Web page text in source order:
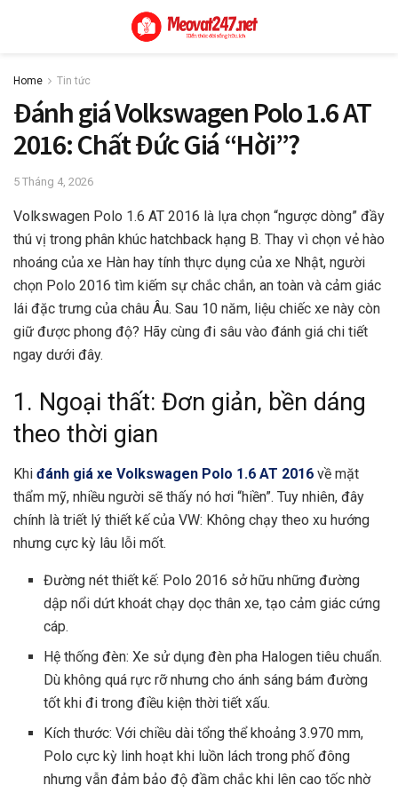
Home Tin tức
Đánh giá Volkswagen Polo 1.6 AT
2016: Chất Đức Giá “Hời”?
5 Tháng 4, 2026
Volkswagen Polo 1.6 AT 2016 là lựa chọn “ngược dòng” đầy
thú vị trong phân khúc hatchback hạng B. Thay vì chọn vẻ hào
nhoáng của xe Hàn hay tính thực dụng của xe Nhật, người
chọn Polo 2016 tìm kiếm sự chắc chắn, an toàn và cảm giác
lái đặc trưng của châu Âu. Sau 10 năm, liệu chiếc xe này còn
giữ được phong độ? Hãy cùng đi sâu vào đánh giá chi tiết
ngay dưới đây.
1. Ngoại thất: Đơn giản, bền dáng
theo thời gian
Khi đánh giá xe Volkswagen Polo 1.6 AT 2016 về mặt
thẩm mỹ, nhiều người sẽ thấy nó hơi “hiền”. Tuy nhiên, đây
chính là triết lý thiết kế của VW: Không chạy theo xu hướng
nhưng cực kỳ lâu lỗi mốt.
Đường nét thiết kế: Polo 2016 sở hữu những đường
dập nổi dứt khoát chạy dọc thân xe, tạo cảm giác cứng
cáp.
Hệ thống đèn: Xe sử dụng đèn pha Halogen tiêu chuẩn.
Dù không quá rực rỡ nhưng cho ánh sáng bám đường
tốt khi đi trong điều kiện thời tiết xấu.
Kích thước: Với chiều dài tổng thể khoảng 3.970 mm,
Polo cực kỳ linh hoạt khi luồn lách trong phố đông
nhưng vẫn đảm bảo độ đầm chắc khi lên cao tốc nhờ